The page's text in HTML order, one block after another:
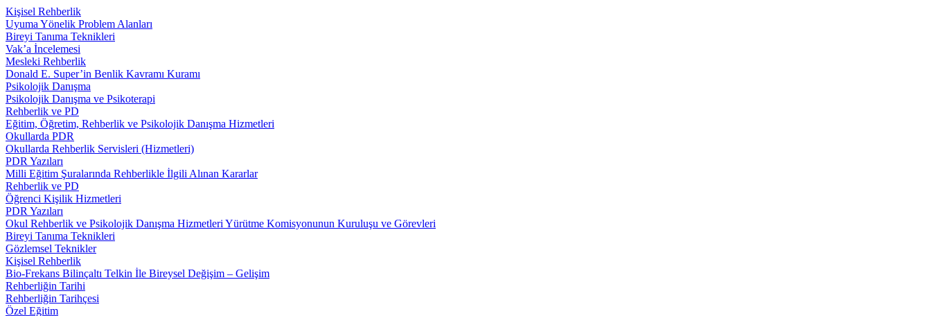
Kişisel Rehberlik
Uyuma Yönelik Problem Alanları
Bireyi Tanıma Teknikleri
Vak’a İncelemesi
Mesleki Rehberlik
Donald E. Super’in Benlik Kavramı Kuramı
Psikolojik Danışma
Psikolojik Danışma ve Psikoterapi
Rehberlik ve PD
Eğitim, Öğretim, Rehberlik ve Psikolojik Danışma Hizmetleri
Okullarda PDR
Okullarda Rehberlik Servisleri (Hizmetleri)
PDR Yazıları
Milli Eğitim Şuralarında Rehberlikle İlgili Alınan Kararlar
Rehberlik ve PD
Öğrenci Kişilik Hizmetleri
PDR Yazıları
Okul Rehberlik ve Psikolojik Danışma Hizmetleri Yürütme Komisyonunun Kuruluşu ve Görevleri
Bireyi Tanıma Teknikleri
Gözlemsel Teknikler
Kişisel Rehberlik
Bio-Frekans Bilinçaltı Telkin İle Bireysel Değişim – Gelişim
Rehberliğin Tarihi
Rehberliğin Tarihçesi
Özel Eğitim